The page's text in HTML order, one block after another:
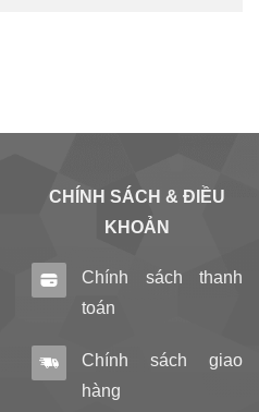
CHÍNH SÁCH & ĐIỀU
KHOẢN
Chính sách thanh
toán
Chính sách giao
hàng